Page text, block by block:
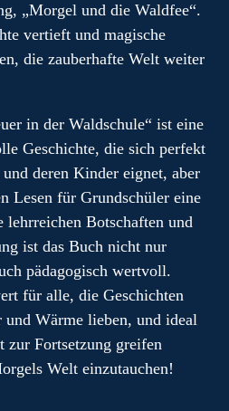
„Morgel und die Waldfee“.
vertieft und magische
die zauberhafte Welt weiter
in der Waldschule“ ist eine
Geschichte, die sich perfekt
deren Kinder eignet, aber
Lesen für Grundschüler eine
Botschaften und
ist das Buch nicht nur
pädagogisch wertvoll.
für alle, die Geschichten
Wärme lieben, und ideal
Fortsetzung greifen
Welt einzutauchen!